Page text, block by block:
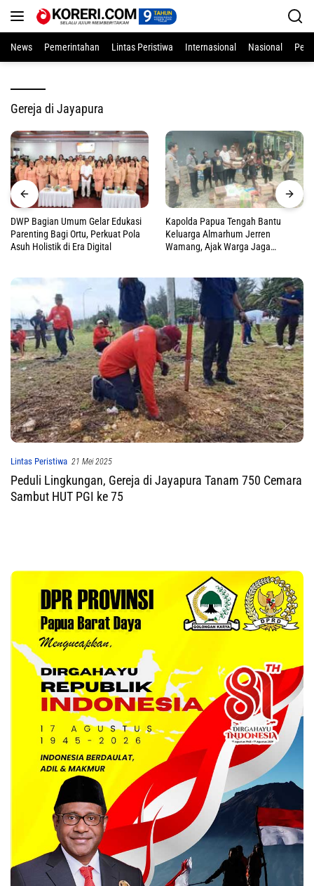
News
Pemerintahan Lintas Peristiwa Internasional Nasional
Gereja di Jayapura
DWP Bagian Umum Gelar Edukasi
Parenting Bagi Ortu, Perkuat Pola
Asuh Holistik di Era Digital
Kapolda Papua Tengah Bantu
Keluarga Almarhum Jerren
Wamang, Ajak Warga Jaga
Lintas Peristiwa 21 Mei 2025
Peduli Lingkungan, Gereja di Jayapura Tanam 750 Cemara
Sambut HUT PGI ke 75